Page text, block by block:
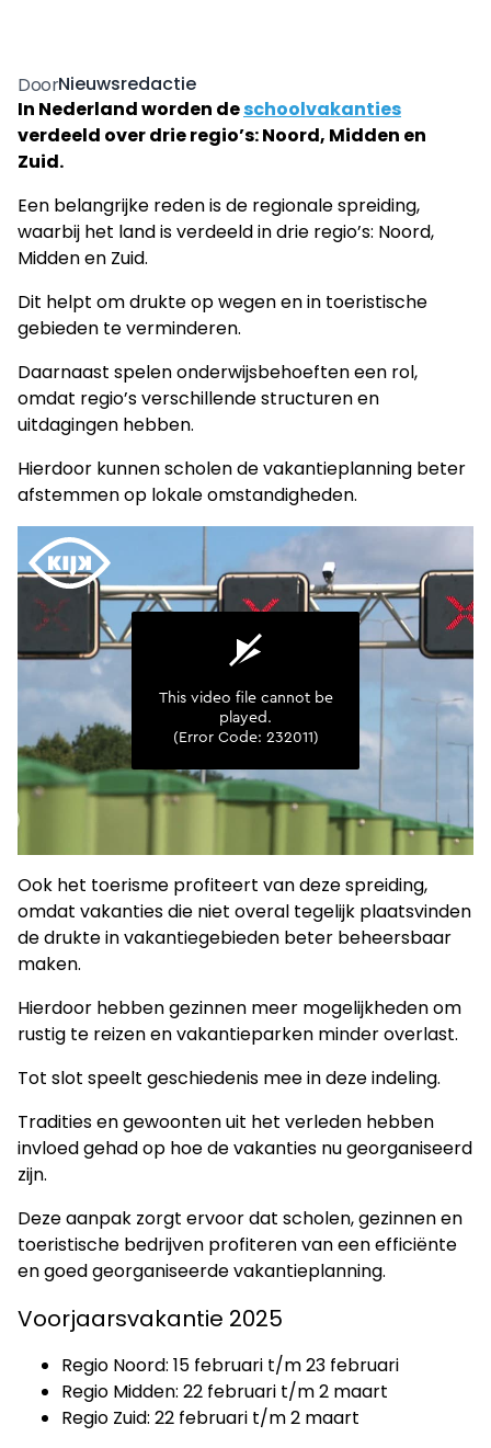
DoorNieuwsredactie
In Nederland worden deschoolvakanties
verdeeld over drie regio’s: Noord, Midden en
Zuid.
Een belangrijke reden is de regionale spreiding,
waarbij het land is verdeeld in drie regio’s: Noord,
Midden en Zuid.
Dit helpt om drukte op wegen en in toeristische
gebieden te verminderen.
Daarnaast spelen onderwijsbehoeften een rol,
omdat regio’s verschillende structuren en
uitdagingen hebben.
Hierdoor kunnen scholen de vakantieplanning beter
afstemmen op lokale omstandigheden.
Ook het toerisme profiteert van deze spreiding,
omdat vakanties die niet overal tegelijk plaatsvinden
de drukte in vakantiegebieden beter beheersbaar
maken.
Hierdoor hebben gezinnen meer mogelijkheden om
rustig te reizen en vakantieparken minder overlast.
Tot slot speelt geschiedenis mee in deze indeling.
Tradities en gewoonten uit het verleden hebben
invloed gehad op hoe de vakanties nu georganiseerd
zijn.
Deze aanpak zorgt ervoor dat scholen, gezinnen en
toeristische bedrijven profiteren van een efficiënte
en goed georganiseerde vakantieplanning.
Voorjaarsvakantie 2025
Regio Noord: 15 februari t/m 23 februari
Regio Midden: 22 februari t/m 2 maart
Regio Zuid: 22 februari t/m 2 maart